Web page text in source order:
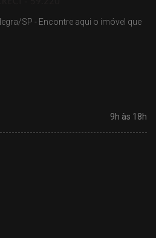
SP - Encontre aqui o imóvel que
9h às 18h